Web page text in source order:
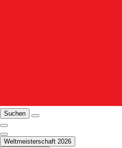
Suchen
Weltmeisterschaft 2026